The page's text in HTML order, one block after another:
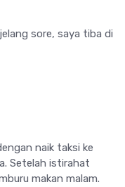
sore, saya tiba di
naik taksi ke
Setelah istirahat
makan malam.